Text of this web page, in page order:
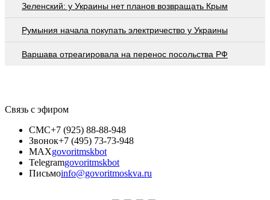
Зеленский: у Украины нет планов возвращать Крым
Румыния начала покупать электричество у Украины
Варшава отреагировала на перенос посольства РФ
Связь с эфиром
СМС+7 (925) 88-88-948
Звонок+7 (495) 73-73-948
MAXgovoritmskbot
Telegramgovoritmskbot
Письмоinfo@govoritmoskva.ru